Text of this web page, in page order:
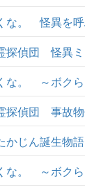
な。 怪異を
探偵団 怪異ミ
な。 ～ボク
探偵団 事故物
じん誕生物語
な。 ～ボク